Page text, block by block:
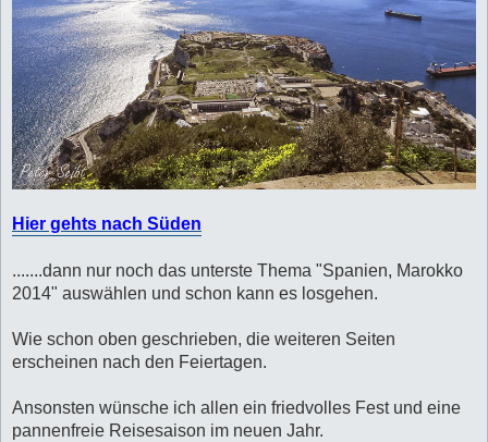
Hier gehts nach Süden
.......dann nur noch das unterste Thema "Spanien, Marokko
2014" auswählen und schon kann es losgehen.
Wie schon oben geschrieben, die weiteren Seiten
erscheinen nach den Feiertagen.
Ansonsten wünsche ich allen ein friedvolles Fest und eine
pannenfreie Reisesaison im neuen Jahr.